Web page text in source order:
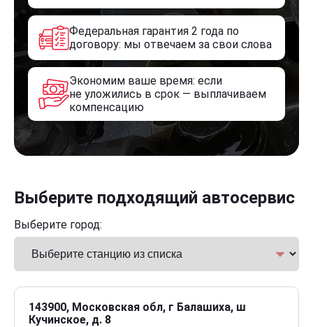
Федеральная гарантия 2 года по
договору: мы отвечаем за свои слова
Экономим ваше время: если
не уложились в срок — выплачиваем
компенсацию
Выберите подходящий автосервис
Выберите город:
143900, Московская обл, г Балашиха, ш
Кучинское, д. 8